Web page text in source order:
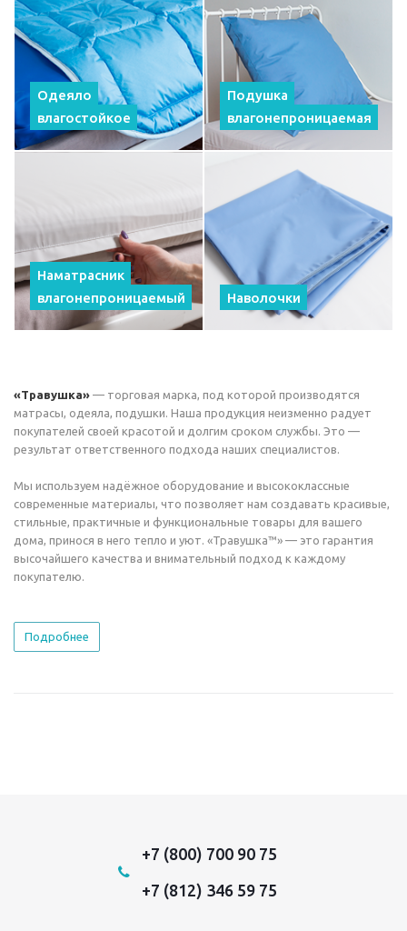
Одеяло
влагостойкое
Подушка
влагонепроницаемая
Наматрасник
влагонепроницаемый
Наволочки
«Травушка» — торговая марка, под которой производятся
матрасы, одеяла, подушки. Наша продукция неизменно радует
покупателей своей красотой и долгим сроком службы. Это —
результат ответственного подхода наших специалистов.
Мы используем надёжное оборудование и высококлассные
современные материалы, что позволяет нам создавать красивые,
стильные, практичные и функциональные товары для вашего
дома, принося в него тепло и уют. «Травушка™» — это гарантия
высочайшего качества и внимательный подход к каждому
покупателю.
Подробнее
+7 (800) 700 90 75
+7 (812) 346 59 75